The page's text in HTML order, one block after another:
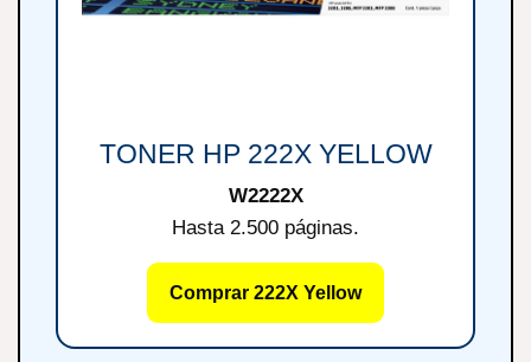
TONER HP 222X YELLOW
W2222X
Hasta 2.500 páginas.
Comprar 222X Yellow